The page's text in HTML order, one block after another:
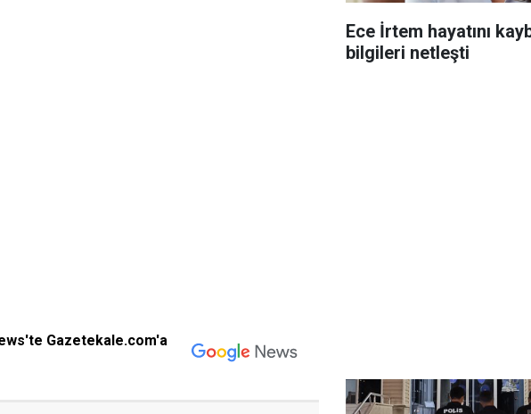
Gazetekale.com'a
Ece İrtem hayatını
bilgileri netleşti